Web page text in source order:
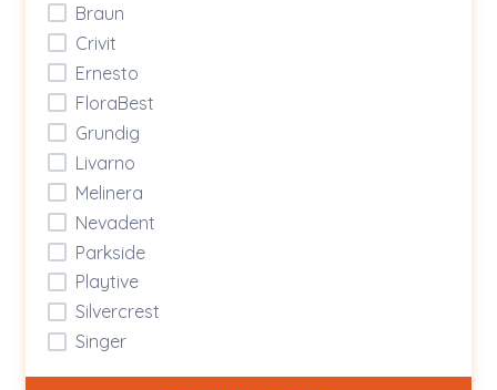
Braun
Crivit
Ernesto
FloraBest
Grundig
Livarno
Melinera
Nevadent
Parkside
Playtive
Silvercrest
Singer